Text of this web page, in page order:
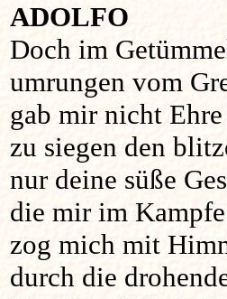
ADOLFO
Doch im
umrungen vom
gab mir nicht
zu siegen den
nur deine süße
die mir im
zog mich mit
durch die